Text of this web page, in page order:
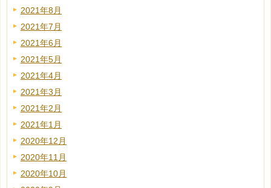
2021年8月
2021年7月
2021年6月
2021年5月
2021年4月
2021年3月
2021年2月
2021年1月
2020年12月
2020年11月
2020年10月